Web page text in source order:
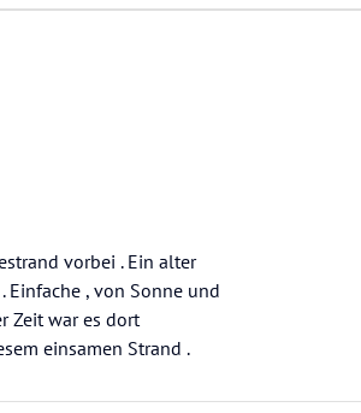
vorbei . Ein alter
Einfache , von Sonne und
Zeit war es dort
einsamen Strand .